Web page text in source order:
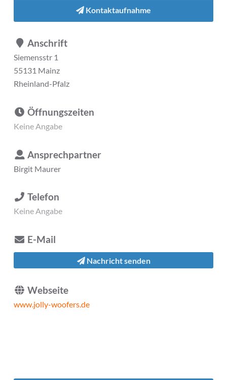
Kontaktaufnahme
Anschrift
Siemensstr 1
55131 Mainz
Rheinland-Pfalz
Öffnungszeiten
Keine Angabe
Ansprechpartner
Birgit Maurer
Telefon
Keine Angabe
E-Mail
Nachricht senden
Webseite
www.jolly-woofers.de